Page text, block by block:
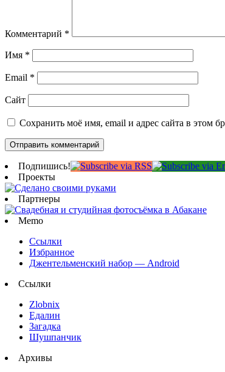
Комментарий *
Имя *
Email *
Сайт
Сохранить моё имя, email и адрес сайта в этом
Подпишись!
Проекты
Партнеры
Memo
Ссылки
Избранное
Джентельменский набор — Android
Ссылки
Zlobnix
Едалин
Загадка
Шушпанчик
Архивы